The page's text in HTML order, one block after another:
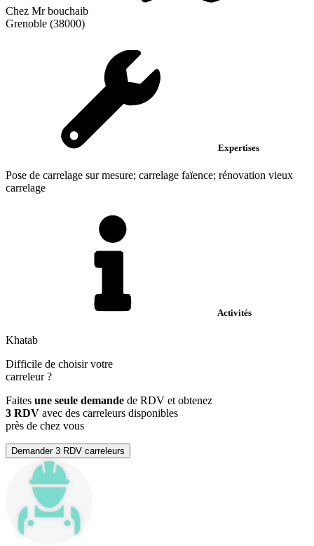
Chez Mr bouchaib
Grenoble (38000)
Expertises
Pose de carrelage sur mesure; carrelage faïence; rénovation vieux
carrelage
Activités
Khatab
Difficile de choisir votre
carreleur?
Faites une seule demande de RDV et obtenez
3 RDV avec des carreleurs disponibles
près de chez vous
Demander 3 RDV carreleurs